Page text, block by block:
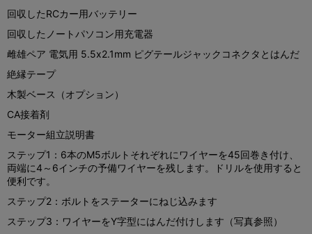
回収したRCカー用バッテリー
回収したノートパソコン用充電器
雌雄ペア 電気用 5.5x2.1mm ピグテールジャックコネクタとはんだ
絶縁テープ
木製ベース（オプション）
CA接着剤
モーター組立説明書
ステップ1：6本のM5ボルトそれぞれにワイヤーを45回巻き付け、
両端に4～6インチの予備ワイヤーを残します。ドリルを使用すると
便利です。
ステップ2：ボルトをステーターにねじ込みます
ステップ3：ワイヤーをY字型にはんだ付けします（写真参照）